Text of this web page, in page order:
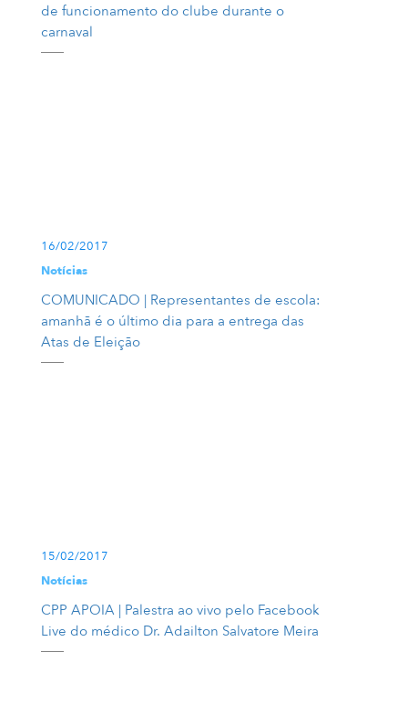
de funcionamento do clube durante o
carnaval
16/02/2017
Notícias
COMUNICADO | Representantes de escola:
amanhã é o último dia para a entrega das
Atas de Eleição
15/02/2017
Notícias
CPP APOIA | Palestra ao vivo pelo Facebook
Live do médico Dr. Adailton Salvatore Meira